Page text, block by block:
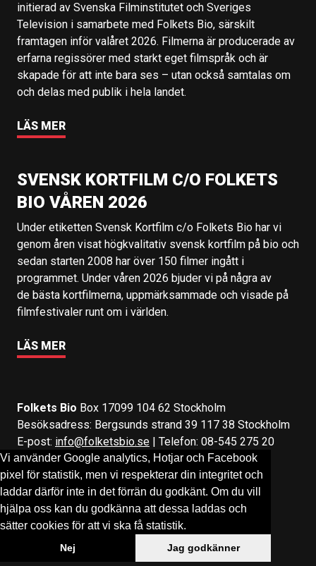
Vi använder Google analytics, Hotjar och Facebook
pixel för statistik, men vi respekterar din integritet och
laddar därför inte in det förrän du godkänt. Om du vill
hjälpa oss kan du godkänna att dessa laddas och
sätter cookies för att vi ska få statistik.
Nej Jag godkänner
initierad av Svenska Filminstitutet och Sveriges
Television i samarbete med Folkets Bio, särskilt
framtagen inför valåret 2026. Filmerna är producerade av
erfarna regissörer med starkt eget filmspråk och är
skapade för att inte bara ses – utan också samtalas om
och delas med publik i hela landet.
LÄS MER
SVENSK KORTFILM C/O FOLKETS
BIO VÅREN 2026
Under etiketten Svensk Kortfilm c/o Folkets Bio har vi
genom åren visat högkvalitativ svensk kortfilm på bio och
sedan starten 2008 har över 150 filmer ingått i
programmet. Under våren 2026 bjuder vi på några av
de bästa kortfilmerna, uppmärksammade och visade på
filmfestivaler runt om i världen.
LÄS MER
Folkets Bio Box 17099 104 62 Stockholm
Besöksadress: Bergsunds strand 39 117 38 Stockholm
E-post: info@folketsbio.se | Telefon: 08-545 275 20
Följ oss på:Facebook&Instagram